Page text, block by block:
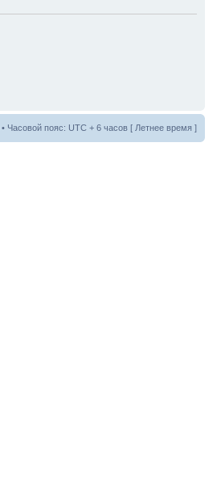
• Часовой пояс: UTC + 6 часов [ Летнее время ]